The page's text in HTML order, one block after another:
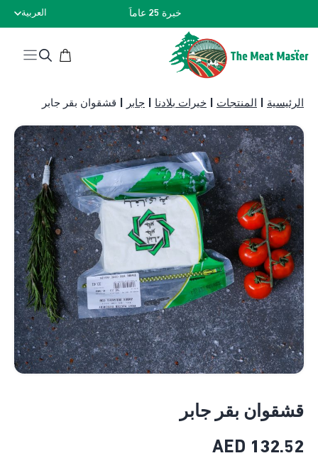
خبرة 25 عاماً العربية
الرئيسية المنتجات خيرات بلادنا جابر قشقوان بقر جابر
قشقوان بقر جابر
132.52
AED